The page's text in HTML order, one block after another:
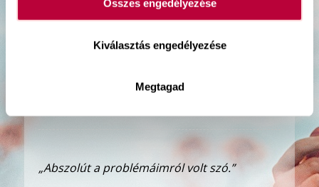
Összes engedélyezése
Kiválasztás engedélyezése
Megtagad
„Voltak előítéleteim – de teljesen
empatikus és emberi hangot ilyen témában.”
„Abszolút a problémáimról volt szó.”